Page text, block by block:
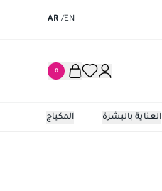
EN
/
AR
0
المكياج العناية بالبشرة